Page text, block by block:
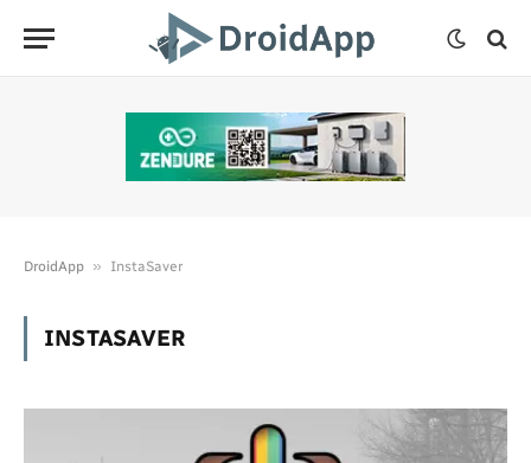
DroidApp » InstaSaver
INSTASAVER